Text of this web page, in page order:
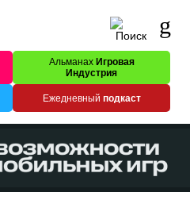
Альманах Игровая
Индустрия
Ежедневный подкаст